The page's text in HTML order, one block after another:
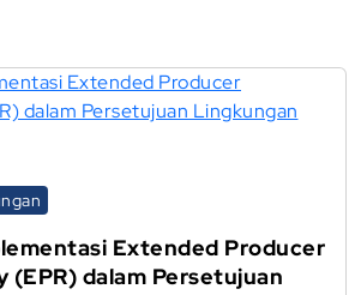
Extended Producer
(EPR) dalam Persetujuan